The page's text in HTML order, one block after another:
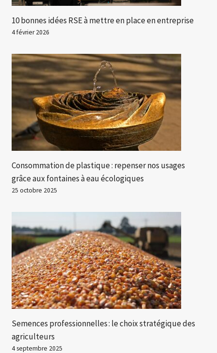
10 bonnes idées RSE à mettre en place en entreprise
4 février 2026
Consommation de plastique : repenser nos usages
grâce aux fontaines à eau écologiques
25 octobre 2025
Semences professionnelles : le choix stratégique des
agriculteurs
4 septembre 2025